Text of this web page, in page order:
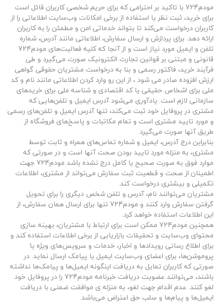
مودم724 با تاکید بر احترامی که برای حریم شخصی کاربران قائل است
برای خرید، ثبت نظر یا استفاده از برخی امکانات وب‌سایت اطلاعاتی را از
کاربران درخواست می‌کند تا بتواند خدماتی امن و مطمئن را به کاربران
ارائه دهد. برای پردازش و ارسال سفارش، اطلاعاتی مانند آدرس، شماره
تلفن و ایمیل مورد نیاز است و از آنجا که کلیه فعالیت‌های مودم724
قانونی و مبتنی بر قوانین تجارت الکترونیک صورت می‌گیرد و طی
فرآیند خرید، فاکتور رسمی و بنا به درخواست مشتریان حقوقی گواهی
ارزش افزوده صادر می شود ، از این رو وارد کردن اطلاعاتی مانند نام و کد
ملی برای اشخاص حقیقی یا کد اقتصادی و شناسه ملی برای خریدهای
سازمانی لازم است. یادآوری می‌شود آدرس ایمیل و تلفن‌هایی که
مشتری در پروفایل خود ثبت می‌کند، تنها آدرس ایمیل و تلفن‌های رسمی
و مورد تایید مشتری است و تمام مکاتبات و پاسخ‌های فروشگاه از
طریق آنها صورت می‌گیرد.
بنابراین درج آدرس، ایمیل و شماره تماس‌های همراه و ثابت توسط
مشتری، به منزله مورد تایید بودن صحت آنها است و در صورتی که
موارد فوق به صورت صحیح یا کامل درج نشده باشد مودم724 جهت
اطمینان از صحت و قطعیت ثبت سفارش می‌تواند از مشتری، اطلاعات
تکمیلی و بیشتری درخواست کند.
مشتریان می‌توانند نام، آدرس و تلفن شخص دیگری را برای تحویل
گرفتن سفارش وارد کنند و مودم724 تنها برای ارسال همان سفارش، از
این اطلاعات استفاده خواهد کرد.
همچنین مودم724 ممکن است برای ارتباط با مشتریان، بهینه‌ سازی
محتوای وب‌سایت و تحقیقات بازاریابی از برخی اطلاعات استفاده کند و
برای اطلاع ‌رسانی رویدادها و اخبار، خدمات و سرویس‌های ویژه یا
پروموشن‌ها، برای اعضای وب‌سایت ایمیل یا پیامک ارسال نماید. در
صورتی که کاربران تمایل به دریافت اینگونه ایمیل‌ها و پیامک‌ها نداشته
باشند، می‌توانند عضویت دریافت خبرنامه مودم724 را در پروفایل خود
لغو کنند. عدم اقدام جهت لغو، به منزله ی موافقت ضمنی با دریافت
ایمیل‌ها و پیام‌ها و سلب حق اعتراض می‌باشد.